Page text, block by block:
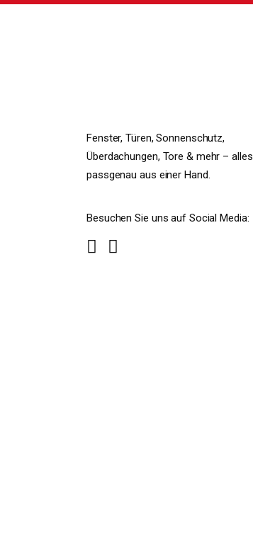
Fenster, Türen, Sonnenschutz,
Überdachungen, Tore & mehr – alles
passgenau aus einer Hand.
Besuchen Sie uns auf Social Media: